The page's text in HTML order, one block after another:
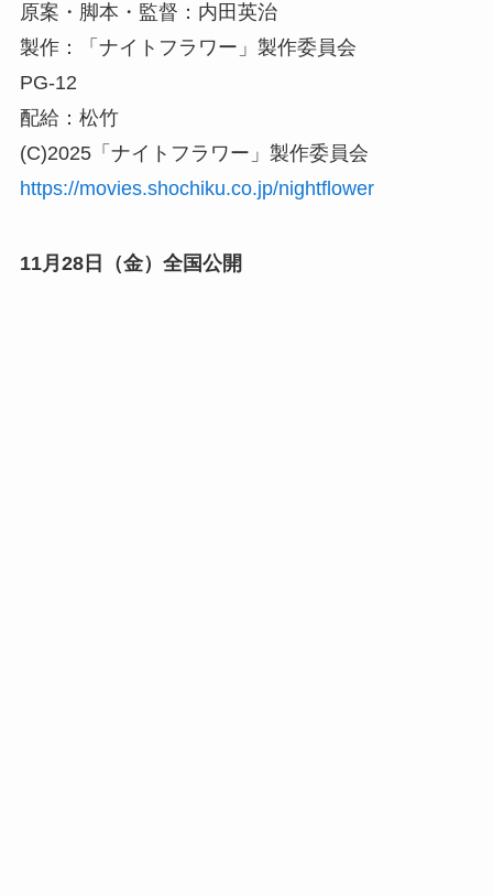
原案・脚本・監督：内田英治
製作：「ナイトフラワー」製作委員会
PG-12
配給：松竹
(C)2025「ナイトフラワー」製作委員会
https://movies.shochiku.co.jp/nightflower
11月28日（金）全国公開